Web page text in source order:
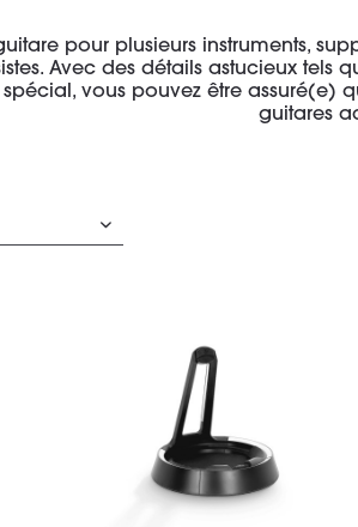
pour plusieurs instruments,
Avec des détails astucieux tels
vous pouvez être assuré(e)
guitares